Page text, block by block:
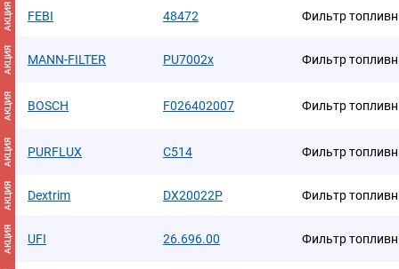
АКЦИЯ FEBI 48472 Фильтр
АКЦИЯ MANN-FILTER PU7002x Фильтр
АКЦИЯ BOSCH F026402007 Фильтр
АКЦИЯ PURFLUX C514 Фильтр
АКЦИЯ Dextrim DX20022P Фильтр
АКЦИЯ UFI 26.696.00 Фильтр